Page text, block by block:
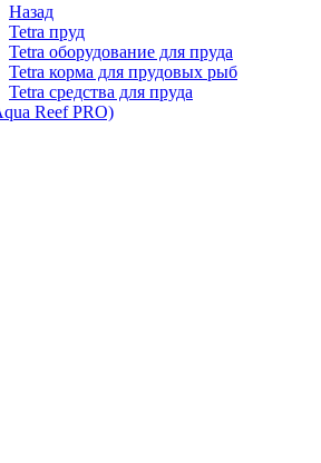
Назад
Tetra пруд
Tetra оборудование для пруда
Tetra корма для прудовых рыб
Tetra средства для пруда
Reef PRO)